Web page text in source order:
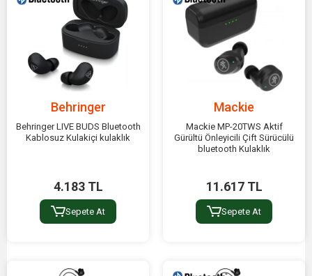
Behringer
Behringer LIVE BUDS Bluetooth
Kablosuz Kulakiçi kulaklık
4.183 TL
Sepete At
Mackie
Mackie MP-20TWS Aktif
Gürültü Önleyicili Çift Sürücülü
bluetooth Kulaklık
11.617 TL
Sepete At